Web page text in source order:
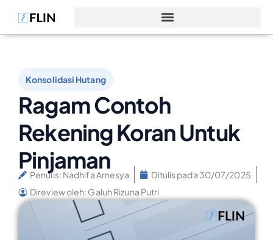
Konsolidasi Hutang
Ragam Contoh
Rekening Koran Untuk
Pinjaman
Penulis: Nadhifa Arnesya Ditulis pada 30/07/2025
Direview oleh: Galuh Rizuna Putri